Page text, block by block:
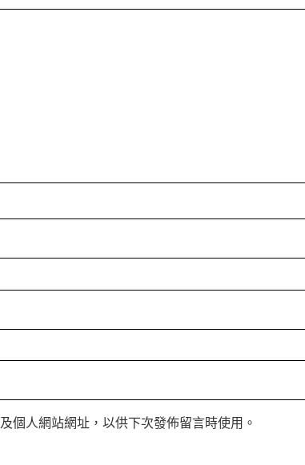
個人網站網址，以供下次發佈留言時使用。